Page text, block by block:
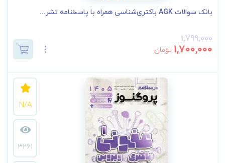
بانک سوالات AGK باکتری‌شناسی همراه با پاسخنامه تشر...
1,799,000
1,700,000 تومان
N/A
3261